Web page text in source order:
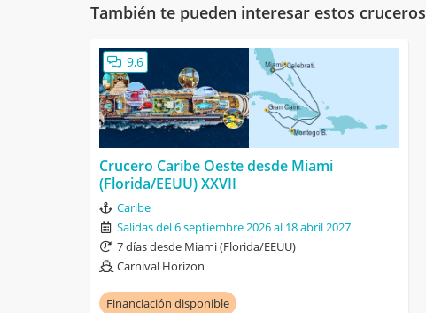
También te pueden interesar estos cruceros
9,6
Crucero Caribe Oeste desde Miami
(Florida/EEUU) XXVII
Caribe
Salidas del 6 septiembre 2026 al 18 abril 2027
7 días desde Miami (Florida/EEUU)
Carnival Horizon
Financiación disponible